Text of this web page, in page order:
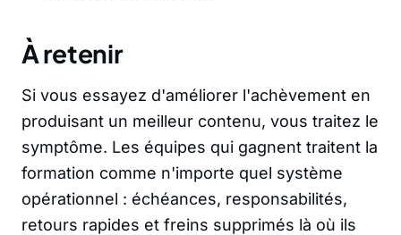
À retenir
Si vous essayez d'améliorer l'achèvement en
produisant un meilleur contenu, vous traitez le
symptôme. Les équipes qui gagnent traitent la
formation comme n'importe quel système
opérationnel : échéances, responsabilités,
retours rapides et freins supprimés là où ils